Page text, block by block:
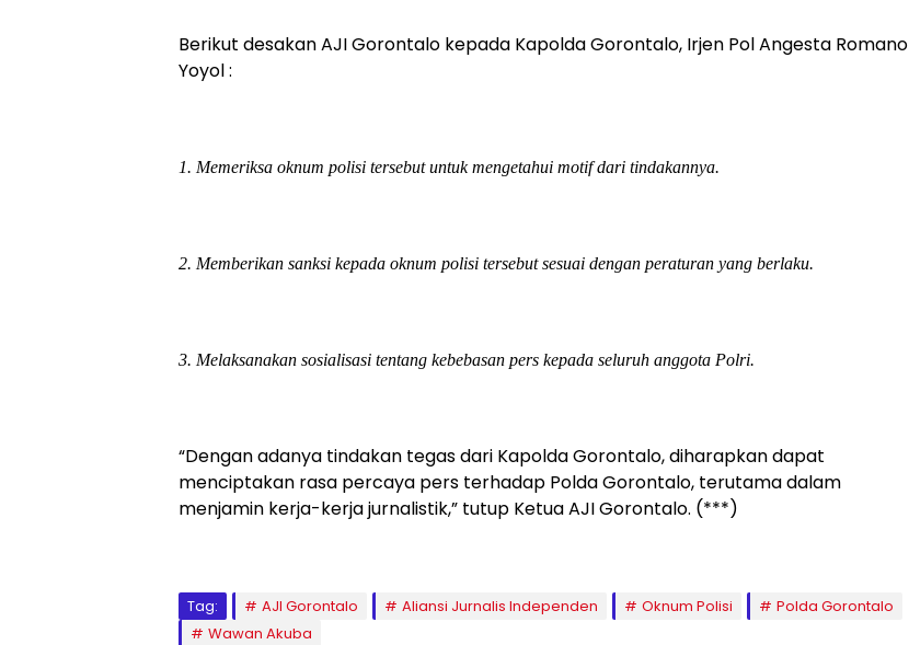
Berikut desakan AJI Gorontalo kepada Kapolda Gorontalo, Irjen Pol Angesta Romano
Yoyol :
1. Memeriksa oknum polisi tersebut untuk mengetahui motif dari tindakannya.
2. Memberikan sanksi kepada oknum polisi tersebut sesuai dengan peraturan yang berlaku.
3. Melaksanakan sosialisasi tentang kebebasan pers kepada seluruh anggota Polri.
“Dengan adanya tindakan tegas dari Kapolda Gorontalo, diharapkan dapat
menciptakan rasa percaya pers terhadap Polda Gorontalo, terutama dalam
menjamin kerja-kerja jurnalistik,” tutup Ketua AJI Gorontalo. (***)
Tag: AJI Gorontalo Aliansi Jurnalis Independen Oknum Polisi
Polda Gorontalo
Wawan Akuba